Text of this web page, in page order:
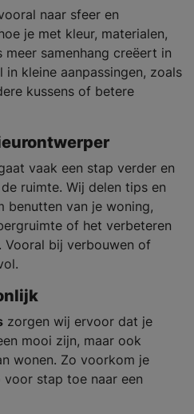
naar sfeer en
je met kleur, materialen,
samenhang creëert in
kleine aanpassingen, zoals
kussens of betere
vaak een stap verder en
ruimte. Wij delen tips en
benutten van je woning,
of het verbeteren
Vooral bij verbouwen of
zorgen wij ervoor dat je
mooi zijn, maar ook
wonen. Zo voorkom je
stap toe naar een